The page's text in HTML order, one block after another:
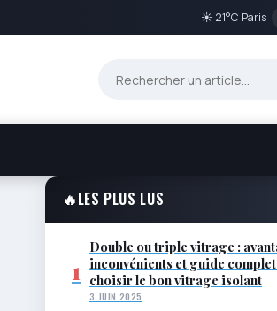
☀ 21°C Paris
🔥LES PLUS LUS
1
Double ou triple vitrage :
inconvénients et guide
choisir le bon vitrage isolant
3 JUIN 2025